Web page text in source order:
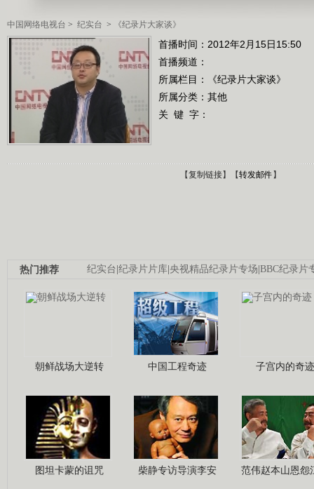
中国网络电视台 > 纪实台 > 《纪录片大家谈》
首播时间：2012年2月15日15:50
首播频道：
所属栏目：
《纪录片大家谈》
所属分类：其他
关 键 字：
【复制链接】【转发邮件】
纪实台|纪录片片库|央视精品纪录片专场|BBC纪录片
热门推荐
朝鲜战场大逆转 中国工程奇迹 子宫内的奇迹
图坦卡蒙的诅咒 柴静专访导演李安 范伟赵本山恩怨